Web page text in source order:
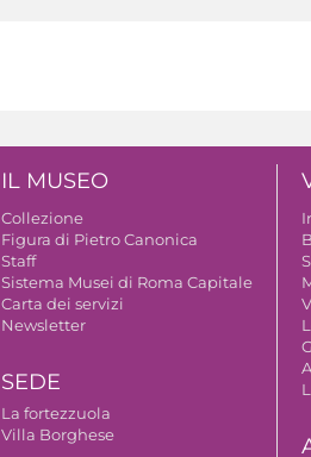
IL MUSEO
Collezione
Figura di Pietro Canonica
Staff
Sistema Musei di Roma Capitale
Carta dei servizi
Newsletter
SEDE
La fortezzuola
Villa Borghese